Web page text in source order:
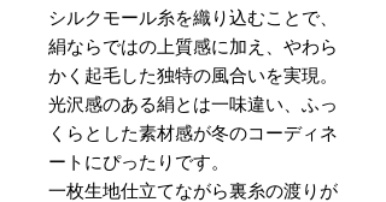
シルクモール糸を織り込むことで、
絹ならではの上質感に加え、やわら
かく起毛した独特の風合いを実現。
光沢感のある絹とは一味違い、ふっ
くらとした素材感が冬のコーディネ
ートにぴったりです。
一枚生地仕立てながら裏糸の渡りが